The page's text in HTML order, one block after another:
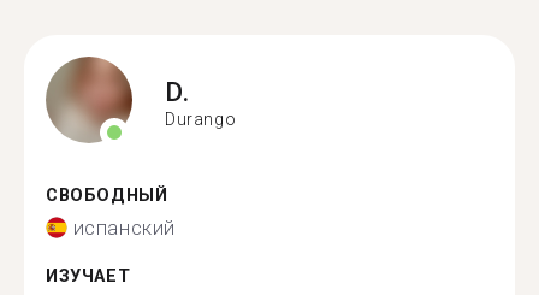
D.
Durango
СВОБОДНЫЙ
испанский
ИЗУЧАЕТ